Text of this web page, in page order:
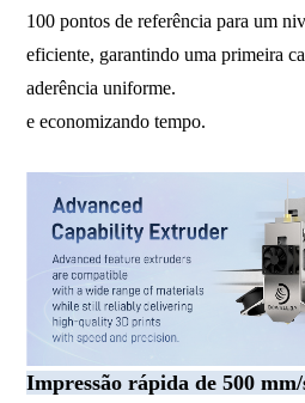
100 pontos de referência para um
eficiente, garantindo uma primeira
aderência uniforme.
e economizando tempo.
Impressão rápida de 500 mm/